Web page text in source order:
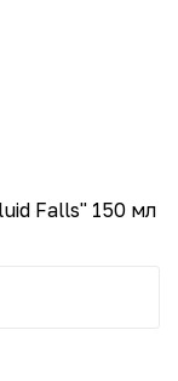
Falls" 150 мл